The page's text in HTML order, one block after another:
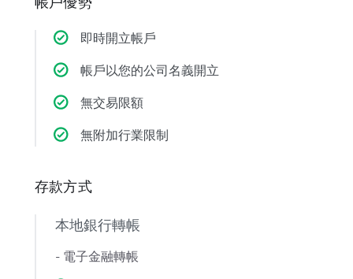
即時開立帳戶
帳戶以您的公司名義開立
無交易限額
無附加行業限制
存款方式
本地銀行轉帳
- 電子金融轉帳